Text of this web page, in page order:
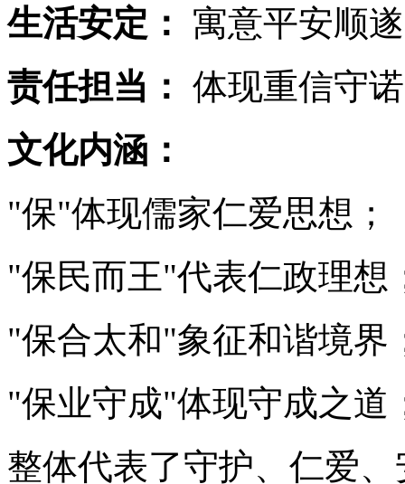
生活安定：
寓意平安顺
责任担当： 体现重信守
文化内涵：
"保"体现儒家仁爱思想；
"保民而王"代表仁政理想
"保合太和"象征和谐境界
"保业守成"体现守成之道
整体代表了守护、仁爱